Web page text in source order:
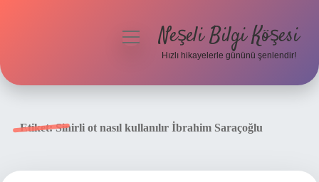
menüyüNeşeli Bilgi Köşesi
Hızlı hikayelerle gününü şenlendir!
Etiket:Sinirli ot nasıl kullanılır İbrahim Saraçoğlu